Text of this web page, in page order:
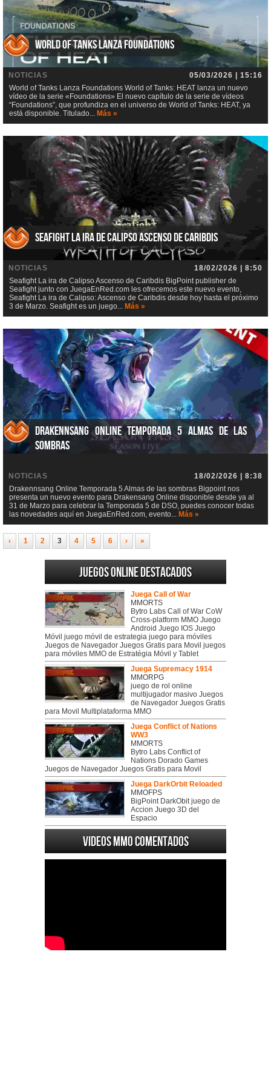
World of Tanks Lanza Foundations
NOTICIAS
05/03/2026 | 15:16
World of Tanks Lanza Foundations World of Tanks: HEAT lanza un nuevo
vídeo de la serie «Foundations» El nuevo capítulo de la serie de vídeos
“Foundations”, que profundiza en el universo de World of Tanks: HEAT, ya
está disponible. Titulado... Más »
Seafight La ira de Calipso Ascenso de Caribdis
NOTICIAS
18/02/2026 | 8:50
Seafight La ira de Calipso Ascenso de Caribdis BigPoint publisher de
Seafight junto con JuegaEnRed.com les ofrecemos este nuevo evento,
Seafight La ira de Calipso: Ascenso de Caribdis desde hoy hasta el próximo
3 de Marzo. Seafight es un juego... Más »
Drakennsang Online Temporada 5 Almas de las
sombras
NOTICIAS
18/02/2026 | 8:38
Drakennsang Online Temporada 5 Almas de las sombras Bigpoint nos
presenta un nuevo evento para Drakensang Online disponible desde ya al
31 de Marzo para celebrar la Temporada 5 de DSO, puedes conocer todas
las novedades aquí en JuegaEnRed.com, evento... Más »
‹ 1 2 3 4 5 6 › »
Juegos online destacados
Juega Call of War
MMORTS
Bytro Labs Call of War CoW
Cross-platform MMO Juego
Android Juego IOS Juego
Móvil juego móvil de estrategia juego para móviles
Juegos de Navegador Juegos Gratis para Movil juegos
para móviles MMO de Estratégia Móvil y Tablet
Juega Supremacy 1914
MMORPG
juego de rol online
multijugador masivo Juegos
de Navegador Juegos Gratis
para Movil Multiplataforma MMO
Juega Conflict of Nations
WW3
MMORTS
Bytro Labs Conflict of
Nations Dorado Games
Juegos de Navegador Juegos Gratis para Movil
Juega DarkOrbit Reloaded
MMOFPS
BigPoint DarkObit juego de
Accion Juego 3D del
Espacio
Videos MMO Comentados